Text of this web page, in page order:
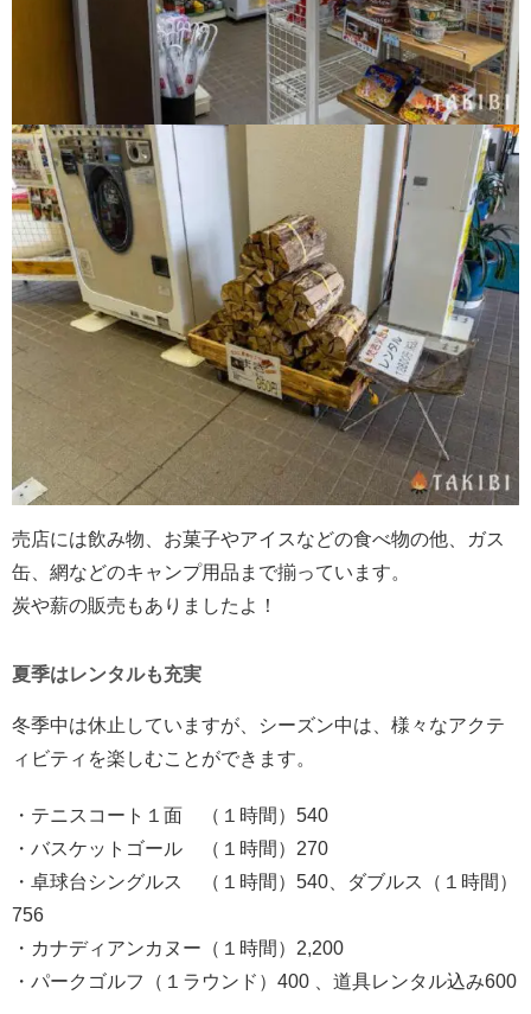
売店には飲み物、お菓子やアイスなどの食べ物の他、ガス
缶、網などのキャンプ用品まで揃っています。
炭や薪の販売もありましたよ！
夏季はレンタルも充実
冬季中は休止していますが、シーズン中は、様々なアクテ
ィビティを楽しむことができます。
・テニスコート１面 （１時間）540
・バスケットゴール （１時間）270
・卓球台シングルス （１時間）540、ダブルス（１時間）
756
・カナディアンカヌー（１時間）2,200
・パークゴルフ（１ラウンド）400 、道具レンタル込み600